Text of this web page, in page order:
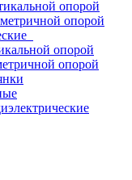
опорой
опорой
опорой
опорой